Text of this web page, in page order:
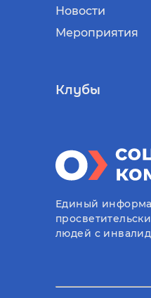
Новости
Мероприятия
Клубы
Единый
людей с